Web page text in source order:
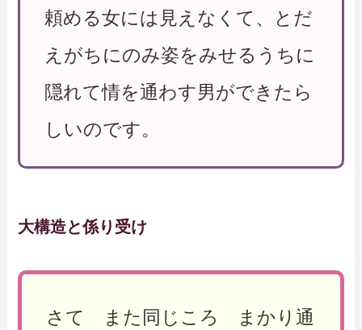
頼める女には見えなくて、とだ
えがちにのみ姿をみせるうちに
隠れて情を通わす男ができたら
しいのです。
大構造と係り受け
さて また同じころ まかり通